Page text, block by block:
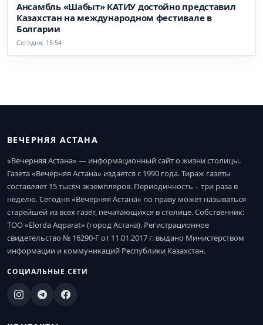
Ансамбль «Шабыт» КАТИУ достойно представил
Казахстан на международном фестивале в
Болгарии
Сегодня, 15:54
ВЕЧЕРНЯЯ АСТАНА
«Вечерняя Астана» — информационный сайт о жизни столицы.
Газета «Вечерняя Астана» издается с 1990 года. Тираж газеты
составляет 15 тысяч экземпляров. Периодичность – три раза в
неделю. Сегодня «Вечерняя Астана» по праву может называться
старейшей из всех газет, печатающихся в столице. Собственник:
ТОО «Elorda Aqparat» (город Астана). Регистрационное
свидетельство № 16290-Г от 11.01.2017 г. выдано Министерством
информации и коммуникаций Республики Казахстан.
СОЦИАЛЬНЫЕ СЕТИ